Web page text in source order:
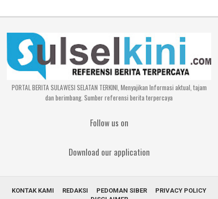
PORTAL BERITA SULAWESI SELATAN TERKINI, Menyajikan Informasi aktual, tajam
dan berimbang. Sumber referensi berita terpercaya
Follow us on
Download our application
KONTAK KAMI REDAKSI PEDOMAN SIBER
PRIVACY POLICY